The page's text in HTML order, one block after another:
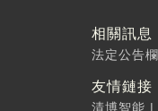
相關訊息
法定公告欄
友情鏈接
清博智能 |